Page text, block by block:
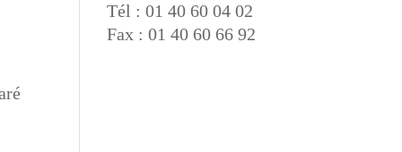
Tél : 01 40 60 04 02
Fax : 01 40 60 66 92